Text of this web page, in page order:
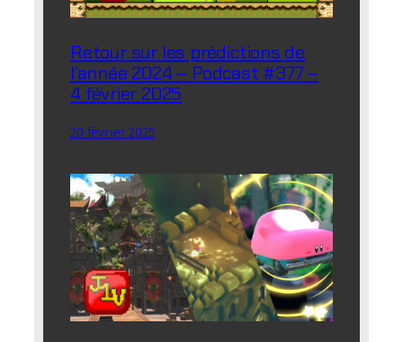
Retour sur les prédictions de
l’année 2024 – Podcast #377 –
4 février 2025
20 février 2025